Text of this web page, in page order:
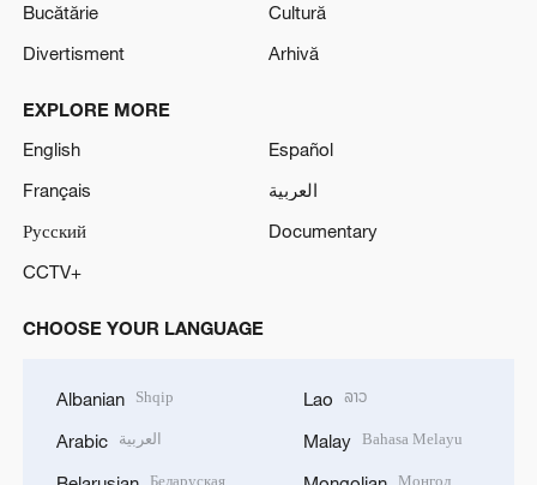
Bucătărie
Cultură
Divertisment
Arhivă
EXPLORE MORE
English
Español
Français
العربية
Русский
Documentary
CCTV+
CHOOSE YOUR LANGUAGE
Albanian Shqip
Arabic العربية
Lao ລາວ
Malay Bahasa Melayu